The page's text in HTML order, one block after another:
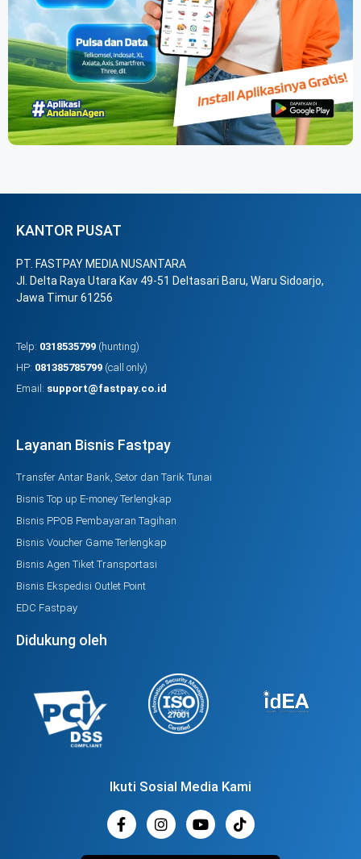
KANTOR PUSAT
PT. FASTPAY MEDIA NUSANTARA
Jl. Delta Raya Utara Kav 49-51 Deltasari Baru, Waru Sidoarjo,
Jawa Timur 61256
Telp: 0318535799 (hunting)
HP: 081385785799 (call only)
Email: support@fastpay.co.id
Layanan Bisnis Fastpay
Transfer Antar Bank, Setor dan Tarik Tunai
Bisnis Top up E-money Terlengkap
Bisnis PPOB Pembayaran Tagihan
Bisnis Voucher Game Terlengkap
Bisnis Agen Tiket Transportasi
Bisnis Ekspedisi Outlet Point
EDC Fastpay
Didukung oleh
Ikuti Sosial Media Kami